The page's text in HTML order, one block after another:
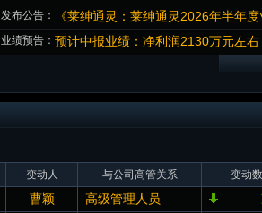
发布公告： 《莱绅通灵：莱绅通灵2026年半年
业绩预告： 预计中报业绩：净利润2130万元左
变动人 与公司高管关系 变动
曹颖 高级管理人员